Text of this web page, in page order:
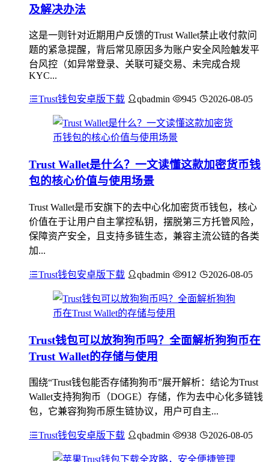
及解决办法
这是一则针对近期用户反馈的Trust Wallet禁止收付款问
题的紧急提醒，背后常见原因多为账户安全风险触发平
台风控（如异常登录、关联可疑交易、未完成合规
KYC...
Trust钱包安卓版下载 qbadmin 945 2026-08-05
Trust Wallet是什么？一文读懂这款加密货币钱
包的核心价值与使用场景
Trust Wallet是币安旗下的去中心化加密货币钱包，核心
价值在于让用户自主掌控私钥，摆脱第三方托管风险，
保障资产安全，且支持多链生态，兼容主流公链的各类
加...
Trust钱包安卓版下载 qbadmin 912 2026-08-05
Trust钱包可以放狗狗币吗？全面解析狗狗币在
Trust Wallet的存储与使用
围绕“Trust钱包能否存储狗狗币”展开解析：结论为Trust
Wallet支持狗狗币（DOGE）存储，作为去中心化多链钱
包，它兼容狗狗币原生链协议，用户可自主...
Trust钱包安卓版下载 qbadmin 938 2026-08-05